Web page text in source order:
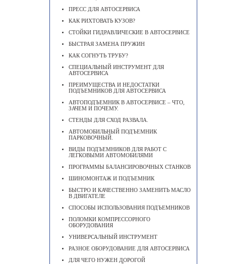
ПРЕСС ДЛЯ АВТОСЕРВИСА
КАК РИХТОВАТЬ КУЗОВ?
СТОЙКИ ГИДРАВЛИЧЕСКИЕ В АВТОСЕРВИСЕ
БЫСТРАЯ ЗАМЕНА ПРУЖИН
КАК СОГНУТЬ ТРУБУ?
СПЕЦИАЛЬНЫЙ ИНСТРУМЕНТ ДЛЯ
АВТОСЕРВИСА
ПРЕИМУЩЕСТВА И НЕДОСТАТКИ
ПОДЪЕМНИКОВ ДЛЯ АВТОСЕРВИСА
АВТОПОДЪЕМНИК В АВТОСЕРВИСЕ – ЧТО,
ЗАЧЕМ И ПОЧЕМУ.
СТЕНДЫ ДЛЯ СХОД РАЗВАЛА.
АВТОМОБИЛЬНЫЙ ПОДЪЕМНИК
ПАРКОВОЧНЫЙ.
ВИДЫ ПОДЪЕМНИКОВ ДЛЯ РАБОТ С
ЛЕГКОВЫМИ АВТОМОБИЛЯМИ
ПРОГРАММЫ БАЛАНСИРОВОЧНЫХ СТАНКОВ
ШИНОМОНТАЖ И ПОДЪЕМНИК
БЫСТРО И КАЧЕСТВЕННО ЗАМЕНИТЬ МАСЛО
В ДВИГАТЕЛЕ
CПОСОБЫ ИСПОЛЬЗОВАНИЯ ПОДЪЕМНИКОВ
ПОЛОМКИ КОМПРЕССОРНОГО
ОБОРУДОВАНИЯ
УНИВЕРСАЛЬНЫЙ ИНСТРУМЕНТ
РАЗНОЕ ОБОРУДОВАНИЕ ДЛЯ АВТОСЕРВИСА
ДЛЯ ЧЕГО НУЖЕН ДОРОГОЙ